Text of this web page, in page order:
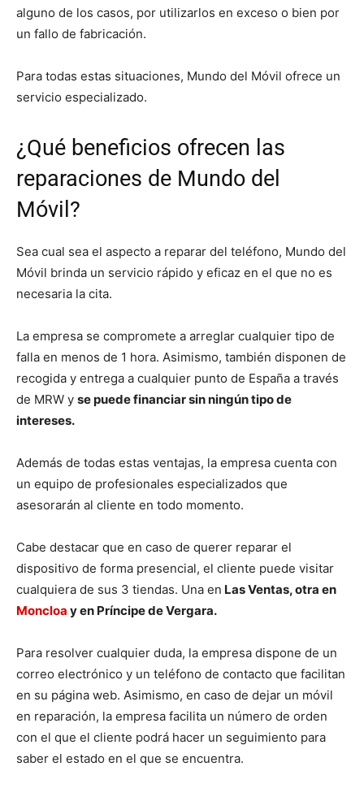
alguno de los casos, por utilizarlos en exceso o bien por
un fallo de fabricación.
Para todas estas situaciones, Mundo del Móvil ofrece un
servicio especializado.
¿Qué beneficios ofrecen las
reparaciones de Mundo del
Móvil?
Sea cual sea el aspecto a reparar del teléfono, Mundo del
Móvil brinda un servicio rápido y eficaz en el que no es
necesaria la cita.
La empresa se compromete a arreglar cualquier tipo de
falla en menos de 1 hora. Asimismo, también disponen de
recogida y entrega a cualquier punto de España a través
de MRW y se puede financiar sin ningún tipo de
intereses.
Además de todas estas ventajas, la empresa cuenta con
un equipo de profesionales especializados que
asesorarán al cliente en todo momento.
Cabe destacar que en caso de querer reparar el
dispositivo de forma presencial, el cliente puede visitar
cualquiera de sus 3 tiendas. Una en Las Ventas, otra en
Moncloa y en Príncipe de Vergara.
Para resolver cualquier duda, la empresa dispone de un
correo electrónico y un teléfono de contacto que facilitan
en su página web. Asimismo, en caso de dejar un móvil
en reparación, la empresa facilita un número de orden
con el que el cliente podrá hacer un seguimiento para
saber el estado en el que se encuentra.